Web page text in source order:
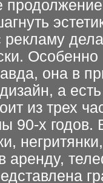
Особенно
она в
а
из трех
90-х годов.